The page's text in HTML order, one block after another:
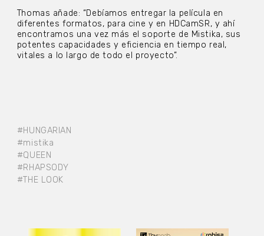
#HUNGARIAN
#mistika
#QUEEN
#RHAPSODY
#THE LOOK
Thomas añade: “Debíamos entregar la película en
diferentes formatos, para cine y en HDCamSR, y ahí
encontramos una vez más el soporte de Mistika, sus
potentes capacidades y eficiencia en tiempo real,
vitales a lo largo de todo el proyecto”.